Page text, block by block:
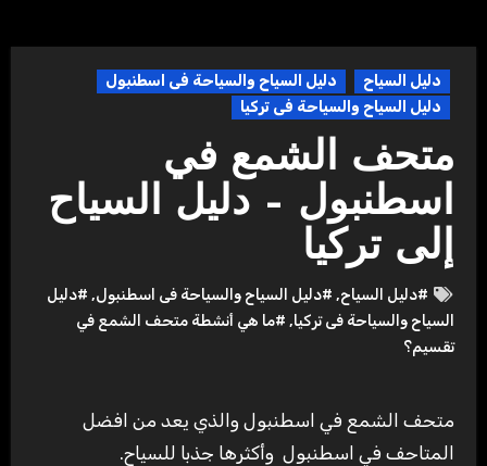
دليل السياح
دليل السياح والسياحة فى اسطنبول
دليل السياح والسياحة فى تركيا
متحف الشمع في
اسطنبول – دليل السياح
إلى تركيا
#دليل السياح, #دليل السياح والسياحة فى اسطنبول, #دليل
السياح والسياحة فى تركيا, #ما هي أنشطة متحف الشمع في
تقسيم؟
متحف الشمع في اسطنبول والذي يعد من افضل
المتاحف في اسطنبول وأكثرها جذبا للسياح.